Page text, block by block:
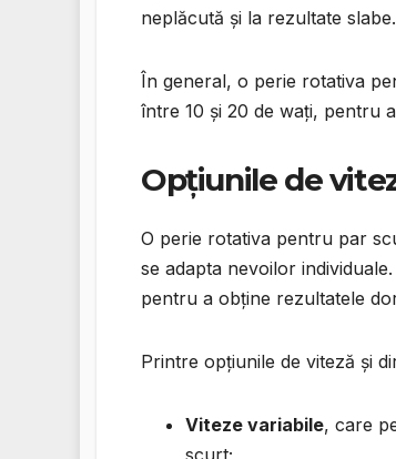
neplăcută și la rezultate slabe.
În general, o perie rotativa
între 10 și 20 de wați, pentru
Opțiunile de
O perie rotativa pentru par
se adapta nevoilor
pentru a obține rezultatele
Printre opțiunile de viteză și
Viteze variabile, care